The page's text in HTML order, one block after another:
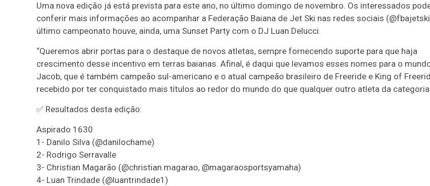
Uma nova edição já está prevista para este ano, no último domingo de novembro. Os interessados
conferir mais informações ao acompanhar a Federação Baiana de Jet Ski nas redes sociais
último campeonato houve, ainda, uma Sunset Party com o DJ Luan Delucci.
“Queremos abrir portas para o destaque de novos atletas, sempre fornecendo suporte para que haja
crescimento desse incentivo em terras baianas. Afinal, é daqui que levamos esses nomes para o
Jacob, que é também campeão sul-americano e o atual campeão brasileiro de Freeride e King of
recebido por ter conquistado mais títulos ao redor do mundo do que qualquer outro atleta da
✅ Resultados desta edição:
Aspirado 1630
1- Danilo Silva (@danilochame)
2- Rodrigo Serravalle
3- Christian Magarão (@christian.magarao, @magaraosportsyamaha)
4- Luan Trindade (@luantrindade1)